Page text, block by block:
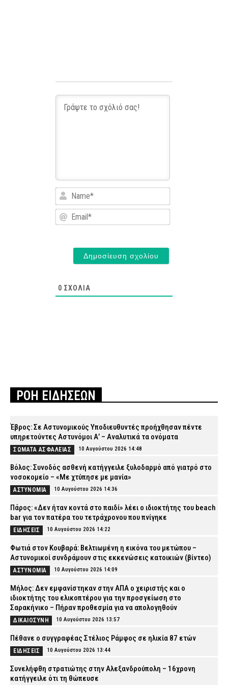
Name*
Email*
0 ΣΧΌΛΙΑ
ΡΟΗ ΕΙΔΗΣΕΩΝ
Έβρος: Σε Αστυνομικούς Υποδιευθυντές προήχθησαν πέντε
υπηρετούντες Αστυνόμοι Α’ – Αναλυτικά τα ονόματα
ΣΩΜΑΤΑ ΑΣΦΑΛΕΙΑΣ 10 Αυγούστου 2026 14:48
Βόλος: Συνοδός ασθενή κατήγγειλε ξυλοδαρμό από γιατρό στο
νοσοκομείο – «Με χτύπησε με μανία»
ΑΣΤΥΝΟΜΙΑ 10 Αυγούστου 2026 14:36
Πάρος: «Δεν ήταν κοντά στο παιδί» λέει ο ιδιοκτήτης του beach
bar για τον πατέρα του τετράχρονου που πνίγηκε
ΕΙΔΗΣΕΙΣ 10 Αυγούστου 2026 14:22
Φωτιά στον Κουβαρά: Βελτιωμένη η εικόνα του μετώπου –
Αστυνομικοί συνδράμουν στις εκκενώσεις κατοικιών (βίντεο)
ΑΣΤΥΝΟΜΙΑ 10 Αυγούστου 2026 14:09
Μήλος: Δεν εμφανίστηκαν στην ΑΠΑ ο χειριστής και ο
ιδιοκτήτης του ελικοπτέρου για την προσγείωση στο
Σαρακήνικο – Πήραν προθεσμία για να απολογηθούν
ΔΙΚΑΙΟΣΥΝΗ 10 Αυγούστου 2026 13:57
Πέθανε ο συγγραφέας Στέλιος Ράμφος σε ηλικία 87 ετών
ΕΙΔΗΣΕΙΣ 10 Αυγούστου 2026 13:44
Συνελήφθη στρατιώτης στην Αλεξανδρούπολη – 16χρονη
κατήγγειλε ότι τη θώπευσε